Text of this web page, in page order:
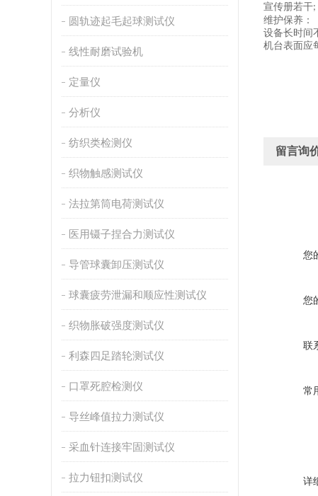
圆轨迹起毛起球测试仪
线性耐磨试验机
定量仪
分析仪
纺织类检测仪
织物触感测试仪
法拉第筒电荷测试仪
医用镊子捏合力测试仪
导管球囊卸压测试仪
球囊疲劳泄漏和顺应性测试仪
织物胀破强度测试仪
利森四足踏轮测试仪
口罩死腔检测仪
导丝峰值拉力测试仪
采血针连接牢固测试仪
拉力钮扣测试仪
宣传册若干;
维护保养：
设备长时间
机台表面应
留言询
您
您
联
常
详